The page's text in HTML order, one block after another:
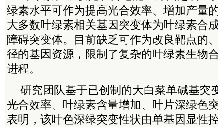
绿素水平可作为提高光合效率、增加产量
大多数叶绿素相关基因突变体为叶绿素合
障碍突变体。目前缺乏可作为改良靶点的
径的基因资源，限制了复杂的叶绿素生物
进程。
研究团队基于已创制的大白菜单碱基突
光合效率、叶绿素含量增加、叶片深绿色
表明，该叶色深绿突变性状由单基因显性